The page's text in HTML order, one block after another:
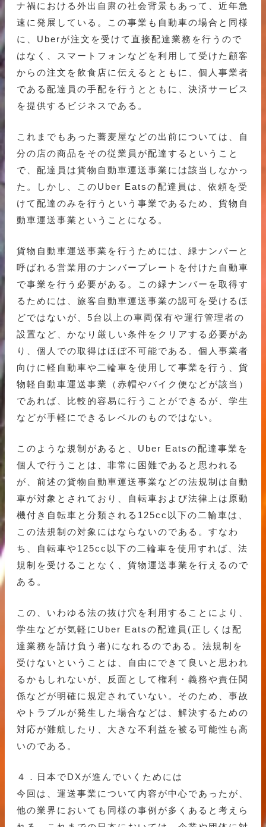
ナ禍における外出自粛の社会背景もあって、近年急
速に発展している。この事業も自動車の場合と同様
に、Uberが注文を受けて直接配達業務を行うので
はなく、スマートフォンなどを利用して受けた顧客
からの注文を飲食店に伝えるとともに、個人事業者
である配達員の手配を行うとともに、決済サービス
を提供するビジネスである。
これまでもあった蕎麦屋などの出前については、自
分の店の商品をその従業員が配達するということ
で、配達員は貨物自動車運送事業には該当しなかっ
た。しかし、このUber Eatsの配達員は、依頼を受
けて配達のみを行うという事業であるため、貨物自
動車運送事業ということになる。
貨物自動車運送事業を行うためには、緑ナンバーと
呼ばれる営業用のナンバープレートを付けた自動車
で事業を行う必要がある。この緑ナンバーを取得す
るためには、旅客自動車運送事業の認可を受けるほ
どではないが、5台以上の車両保有や運行管理者の
設置など、かなり厳しい条件をクリアする必要があ
り、個人での取得はほぼ不可能である。個人事業者
向けに軽自動車や二輪車を使用して事業を行う、貨
物軽自動車運送事業（赤帽やバイク便などが該当）
であれば、比較的容易に行うことができるが、学生
などが手軽にできるレベルのものではない。
このような規制があると、Uber Eatsの配達事業を
個人で行うことは、非常に困難であると思われる
が、前述の貨物自動車運送事業などの法規制は自動
車が対象とされており、自転車および法律上は原動
機付き自転車と分類される125cc以下の二輪車は、
この法規制の対象にはならないのである。すなわ
ち、自転車や125cc以下の二輪車を使用すれば、法
規制を受けることなく、貨物運送事業を行えるので
ある。
この、いわゆる法の抜け穴を利用することにより、
学生などが気軽にUber Eatsの配達員(正しくは配
達業務を請け負う者)になれるのである。法規制を
受けないということは、自由にできて良いと思われ
るかもしれないが、反面として権利・義務や責任関
係などが明確に規定されていない。そのため、事故
やトラブルが発生した場合などは、解決するための
対応が難航したり、大きな不利益を被る可能性も高
いのである。
４．日本でDXが進んでいくためには
今回は、運送事業について内容が中心であったが、
他の業界においても同様の事例が多くあると考えら